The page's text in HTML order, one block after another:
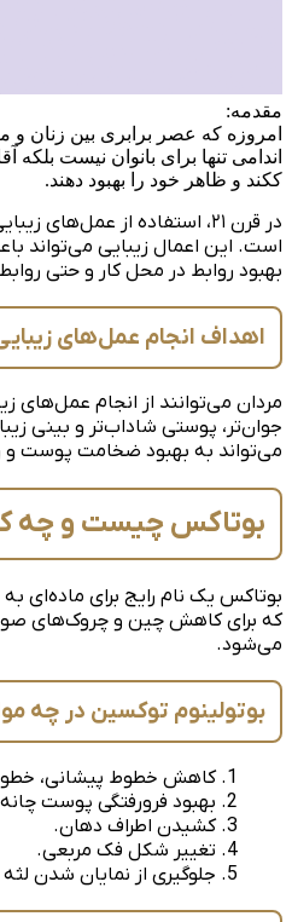
مقدمه:
امروزه که عصر برابری بین زنان
اندامی تنها برای بانوان نیست بلکه
ککند و ظاهر خود را بهبود دهند.
در قرن ۲۱، استفاده از عمل‌های
است. این اعمال زیبایی می‌تواند
بهبود روابط در محل کار و حتی
اهداف انجام عمل‌های
مردان می‌توانند از انجام عمل‌های
جوان‌تر، پوستی شاداب‌تر و بینی
می‌تواند به بهبود ضخامت پوست
بوتاکس چیست و چه
بوتاکس یک نام رایج برای ماده‌ای
که برای کاهش چین و چروک‌های
می‌شود.
بوتولینوم توکسین در چه
کاهش خطوط پیشانی،
بهبود فرورفتگی پوست
کشیدن اطراف دهان.
تغییر شکل فک مربعی.
جلوگیری از نمایان شدن